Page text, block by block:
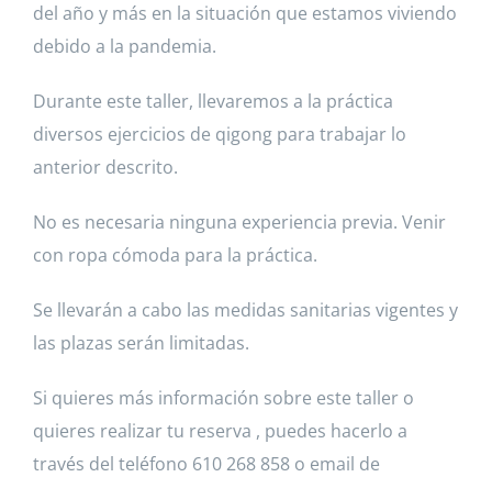
del año y más en la situación que estamos viviendo
debido a la pandemia.
Durante este taller, llevaremos a la práctica
diversos ejercicios de qigong para trabajar lo
anterior descrito.
No es necesaria ninguna experiencia previa. Venir
con ropa cómoda para la práctica.
Se llevarán a cabo las medidas sanitarias vigentes y
las plazas serán limitadas.
Si quieres más información sobre este taller o
quieres realizar tu reserva , puedes hacerlo a
través del teléfono 610 268 858 o email de